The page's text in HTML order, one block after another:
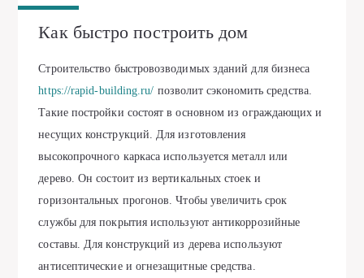
Как быстро построить дом
Строительство быстровозводимых зданий для бизнеса
https://rapid-building.ru/ позволит сэкономить средства.
Такие постройки состоят в основном из ограждающих и
несущих конструкций. Для изготовления
высокопрочного каркаса используется металл или
дерево. Он состоит из вертикальных стоек и
горизонтальных прогонов. Чтобы увеличить срок
службы для покрытия используют антикоррозийные
составы. Для конструкций из дерева используют
антисептические и огнезащитные средства.